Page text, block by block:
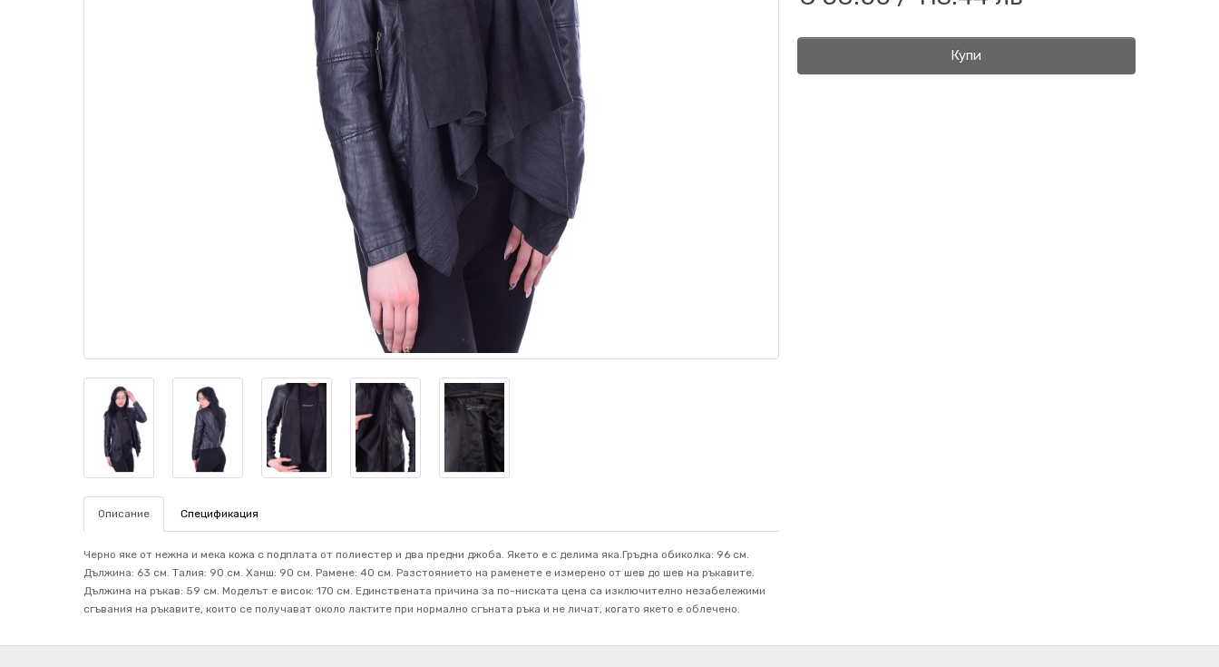
Описание Спецификация
Черно яке от нежна и мека кожа с подплата от полиестер и два предни джоба. Якето е с делима яка.Гръдна обиколка: 96 см.
Дължина: 63 см. Талия: 90 см. Ханш: 90 см. Рамене: 40 см. Разстоянието на раменете е измерено от шев до шев на ръкавите.
Дължина на ръкав: 59 см. Mоделът е висок: 170 см. Единствената причина за по-ниската цена са изключително незабележими
сгъвания на ръкавите, които се получават около лактите при нормално сгъната ръка и не личат, когато якето е облечено.
Купи